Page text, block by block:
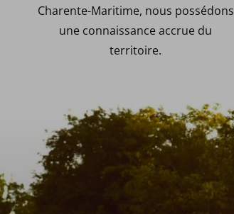
Charente-Maritime, nous possédons
une connaissance accrue du
territoire.